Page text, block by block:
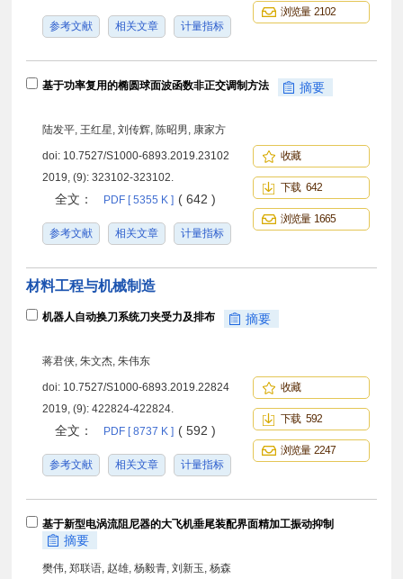
参考文献 相关文章 计量指标
浏览量 2102
基于功率复用的椭圆球面波函数非正交调制方法 摘要
陆发平, 王红星, 刘传辉, 陈昭男, 康家方
doi: 10.7527/S1000-6893.2019.23102
2019, (9): 323102-323102.
全文： PDF [ 5355 K ] ( 642 )
参考文献 相关文章 计量指标
收藏
下载 642
浏览量 1665
材料工程与机械制造
机器人自动换刀系统刀夹受力及排布 摘要
蒋君侠, 朱文杰, 朱伟东
doi: 10.7527/S1000-6893.2019.22824
2019, (9): 422824-422824.
全文： PDF [ 8737 K ] ( 592 )
参考文献 相关文章 计量指标
收藏
下载 592
浏览量 2247
基于新型电涡流阻尼器的大飞机垂尾装配界面精加工振动抑制
摘要
樊伟, 郑联语, 赵雄, 杨毅青, 刘新玉, 杨森